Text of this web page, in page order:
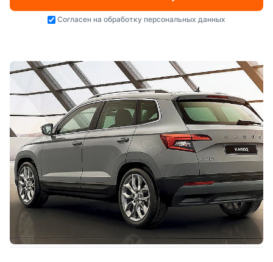
Согласен на обработку персональных данных